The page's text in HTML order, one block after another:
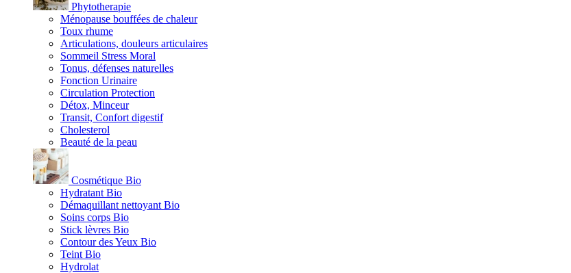
Phytotherapie
Ménopause bouffées de chaleur
Toux rhume
Articulations, douleurs articulaires
Sommeil Stress Moral
Tonus, défenses naturelles
Fonction Urinaire
Circulation Protection
Détox, Minceur
Transit, Confort digestif
Cholesterol
Beauté de la peau
Cosmétique Bio
Hydratant Bio
Démaquillant nettoyant Bio
Soins corps Bio
Stick lèvres Bio
Contour des Yeux Bio
Teint Bio
Hydrolat